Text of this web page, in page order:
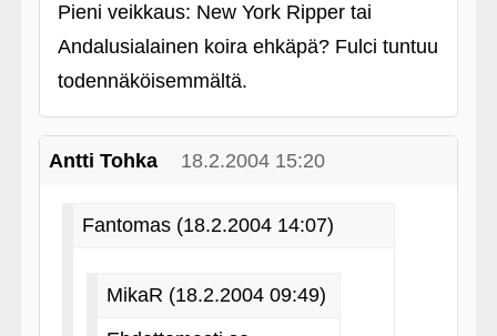
Pieni veikkaus: New York Ripper tai
Andalusialainen koira ehkäpä? Fulci tuntuu
todennäköisemmältä.
Antti Tohka 18.2.2004 15:20
Fantomas (18.2.2004 14:07)
MikaR (18.2.2004 09:49)